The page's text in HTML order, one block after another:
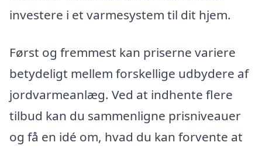
investere i et varmesystem til dit hjem.
Først og fremmest kan priserne variere
betydeligt mellem forskellige udbydere af
jordvarmeanlæg. Ved at indhente flere
tilbud kan du sammenligne prisniveauer
og få en idé om, hvad du kan forvente at